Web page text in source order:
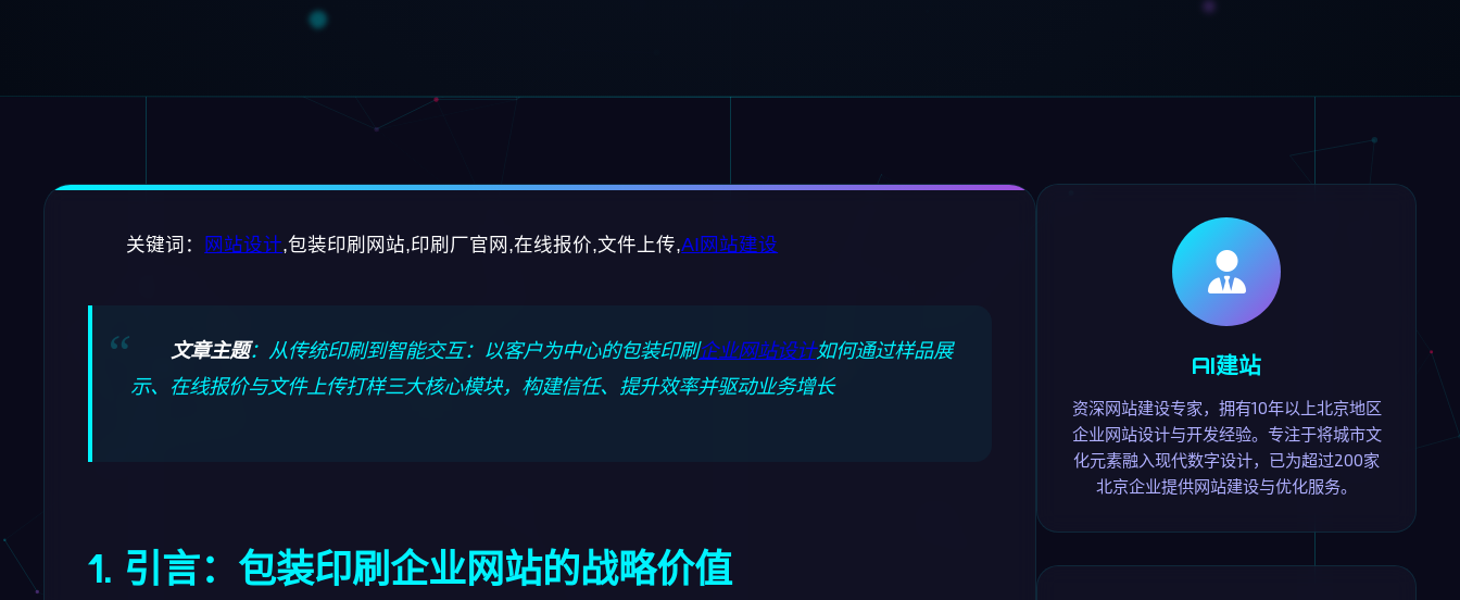
关键词： 网站设计,包装印刷网站,印刷厂官网,在线报价,文件上传,AI 网站建设
文章主题：从传统印刷到智能交互：以客户为中心的包装印刷企业网站设计如何通过样品展
示、在线报价与文件上传打样三大核心模块，构建信任、提升效率并驱动业务增长
1. 引言：包装印刷企业网站的战略价值
AI建站
资深网站建设专家，拥有10年以上北京地区
企业网站设计与开发经验。专注于将城市文
化元素融入现代数字设计，已为超过200家
北京企业提供网站建设与优化服务。